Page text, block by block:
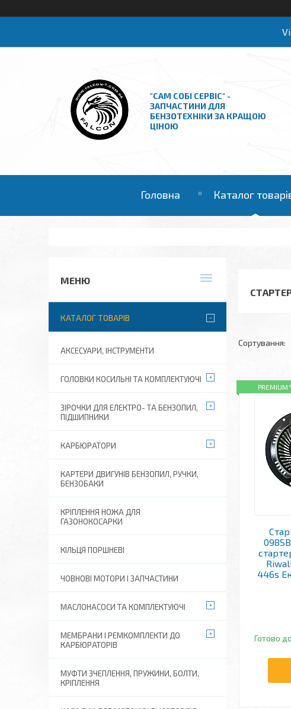
"САМ СОБІ СЕРВІС" -
ЗАПЧАСТИНИ ДЛЯ
БЕНЗОТЕХНІКИ ЗА КРАЩОЮ
ЦІНОЮ
Головна Каталог
PREMIUM*
446s
Готово
КАТАЛОГ ТОВАРІВ
АКСЕСУАРИ, ІНСТРУМЕНТИ
ГОЛОВКИ КОСИЛЬНІ ТА КОМПЛЕКТУЮЧІ
ЗІРОЧКИ ДЛЯ ЕЛЕКТРО- ТА БЕНЗОПИЛ,
ПІДШИПНИКИ
КАРБЮРАТОРИ
КАРТЕРИ ДВИГУНІВ БЕНЗОПИЛ, РУЧКИ,
БЕНЗОБАКИ
КРІПЛЕННЯ НОЖА ДЛЯ
ГАЗОНОКОСАРКИ
КІЛЬЦЯ ПОРШНЕВІ
ЧОВНОВІ МОТОРИ І ЗАПЧАСТИНИ
МАСЛОНАСОСИ ТА КОМПЛЕКТУЮЧІ
МЕМБРАНИ І РЕМКОМПЛЕКТИ ДО
КАРБЮРАТОРІВ
МУФТИ ЗЧЕПЛЕННЯ, ПРУЖИНИ, БОЛТИ,
КРІПЛЕННЯ